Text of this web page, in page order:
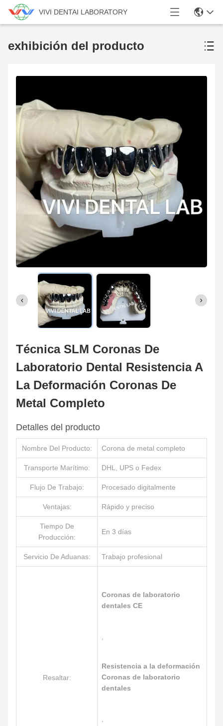
VIVI DENTAI LABORATORY
exhibición del producto
Técnica SLM Coronas De
Laboratorio Dental Resistencia A
La Deformación Coronas De
Metal Completo
Detalles del producto
Nombre Del Producto: Corona de metal completo
Transporte Marítimo: DHL, UPS o Fedex
Flujo De Trabajo: Procesado digitalmente
Ventajas: Rápido y preciso
Tiempo De
Producción:
En 3 días
Servicio De Aduanas: Trabajo profesional
Resaltar:
Coronas de laboratorio
dentales CE
Resistencia a la deformación
Coronas de laboratorio
dentales